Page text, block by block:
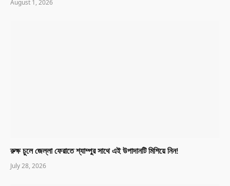
August 1, 2026
রুক্ষ চুলে জেল্লা ফেরাতে শ্যাম্পুর সাথে এই উপাদানটি মিশিয়ে নিন!
July 28, 2026